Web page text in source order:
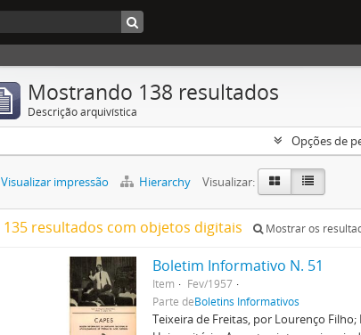
Mostrando 138 resultados
Descrição arquivística
Opções de
Visualizar impressão Hierarchy Visualizar:
135 resultados com objetos digitais Mostrar os
Boletim Informativo N. 51
Item
Fev/1957
Parte deBoletins Informativos
Teixeira de Freitas, por Lourenço